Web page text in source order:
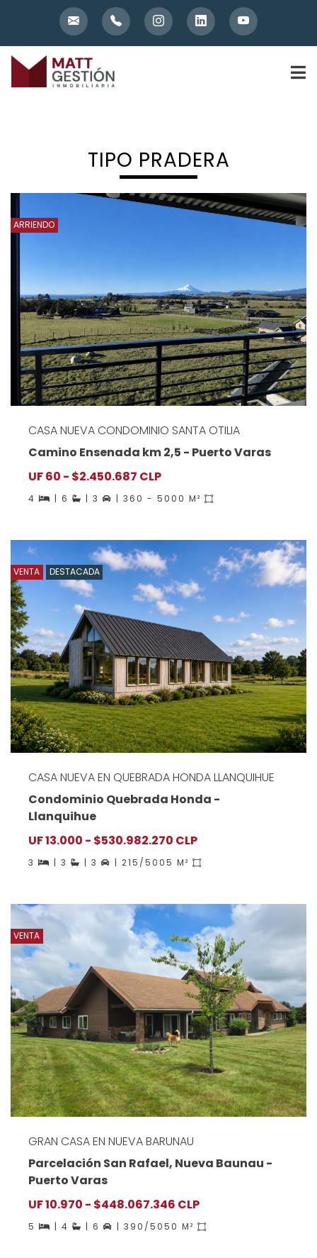
Skip
content
TIPO PRADERA
ARRIENDO
CASA NUEVA CONDOMINIO SANTA OTILIA
Camino Ensenada km 2,5 - Puerto Varas
UF 60 - $2.450.687 CLP
4 | 6 | 3 | 360 - 5000 M²
VENTA DESTACADA
CASA NUEVA EN QUEBRADA HONDA LLANQUIHUE
Condominio Quebrada Honda -
Llanquihue
UF 13.000 - $530.982.270 CLP
3 | 3 | 3 | 215/5005 M²
VENTA
GRAN CASA EN NUEVA BARUNAU
Parcelación San Rafael, Nueva Baunau -
Puerto Varas
UF 10.970 - $448.067.346 CLP
5 | 4 | 6 | 390/5050 M²